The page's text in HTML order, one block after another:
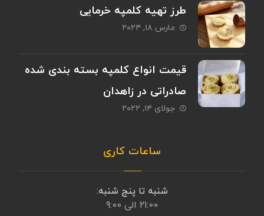
طرز تهیه کلمپه خرمایی
مارس ۱۸, ۲۰۲۴
قیمت انواع کلمپه بسته بندی شده
صادراتی در زاهدان
جولای ۱۴, ۲۰۲۲
ساعات کاری
شنبه تا پنج شنبه:
21:00 الی 9:00